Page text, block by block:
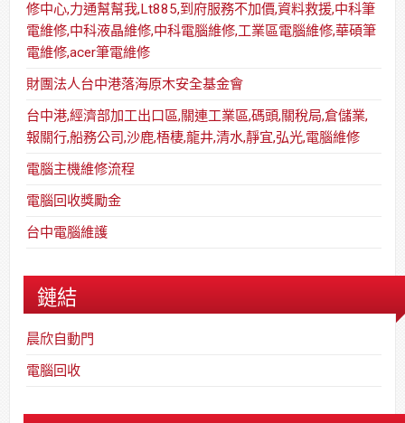
修中心,力通幫幫我,Lt885,到府服務不加價,資料救援,中科筆
電維修,中科液晶維修,中科電腦維修,工業區電腦維修,華碩筆
電維修,acer筆電維修
財團法人台中港落海原木安全基金會
台中港,經濟部加工出口區,關連工業區,碼頭,關稅局,倉儲業,
報關行,船務公司,沙鹿,梧棲,龍井,清水,靜宜,弘光,電腦維修
電腦主機維修流程
電腦回收獎勵金
台中電腦維護
鏈結
晨欣自動門
電腦回收